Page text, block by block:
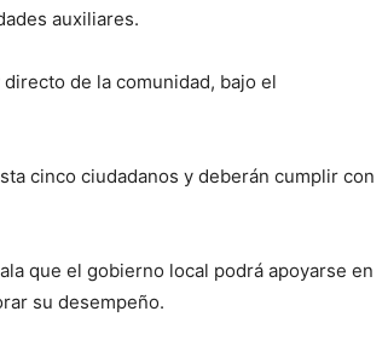
auxiliares.
de la comunidad, bajo el
cinco ciudadanos y deberán cumplir con
que el gobierno local podrá apoyarse en
su desempeño.